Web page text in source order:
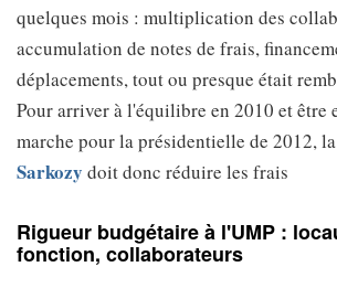
quelques mois : multiplication des
accumulation de notes de frais,
déplacements, tout ou presque était
Pour arriver à l'équilibre en 2010 et être
marche pour la présidentielle de 2012,
Sarkozy doit donc réduire les frais
Rigueur budgétaire à l'UMP :
fonction, collaborateurs